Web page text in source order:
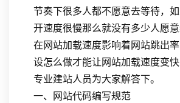
节奏下很多人都不愿意去等待，
开速度很慢那么就没有多少人愿
在网站加载速度影响着网站跳出
设怎么做才能让网站加载速度变
专业建站人员为大家解答下。
一、网站代码编写规范